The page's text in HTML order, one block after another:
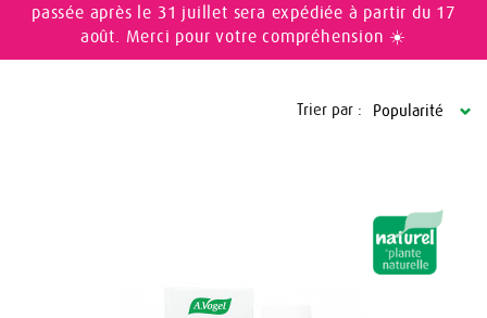
passée après le 31 juillet sera expédiée à partir du 17
août. Merci pour votre compréhension ☀️
Popularité
Trier par :